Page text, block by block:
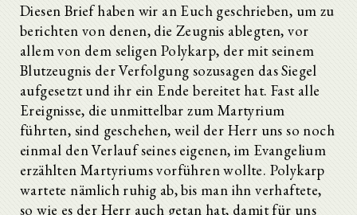
Diesen Brief haben wir an Euch geschrieben, um zu
berichten von denen, die Zeugnis ablegten, vor
allem von dem seligen Polykarp, der mit seinem
Blutzeugnis der Verfolgung sozusagen das Siegel
aufgesetzt und ihr ein Ende bereitet hat. Fast alle
Ereignisse, die unmittelbar zum Martyrium
führten, sind geschehen, weil der Herr uns so noch
einmal den Verlauf seines eigenen, im Evangelium
erzählten Martyriums vorführen wollte. Polykarp
wartete nämlich ruhig ab, bis man ihn verhaftete,
so wie es der Herr auch getan hat, damit für uns